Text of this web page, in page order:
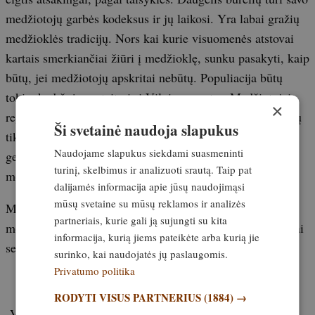
medžiotojų garbės kodeksus ir jų laikosi. Yra labai gražių
medžioklės tradicijų. Nors kai kurie visuomenės atstovai
kartais smerkiančiai žiūri į medžioklę, sunku pasakyti, kaip
būtų, jei medžiotojų apskritai nebūtų. Populiacija būtų
tokia, kad žvėrys ateitų ir į Vilniaus centrą. Medžiotojai
reguliuoja populiaciją ir niekada negirdėjau, kad jie turėtų
tikslą išpyškinti viską. Medžiotojų kultūra šiandien yra
gerokai aukštesnė nei buvo prieš 30–40 metų“, –
medžiotojų misiją apibūdino J. Jagminas.
Miškininkas, daugiau kaip penkis dešimtmečius
medžiojantis Vytautas Ribikauskas pripažįsta: brakonieriai
seniai turi tuos prietaisus, o nukenčia medžiotojai.
×
Ši svetainė naudoja slapukus
Naudojame slapukus siekdami suasmeninti
turinį, skelbimus ir analizuoti srautą. Taip pat
dalijamės informacija apie jūsų naudojimąsi
mūsų svetaine su mūsų reklamos ir analizės
partneriais, kurie gali ją sujungti su kita
informacija, kurią jiems pateikėte arba kurią jie
surinko, kai naudojatės jų paslaugomis.
Privatumo politika
RODYTI VISUS PARTNERIUS(1884) →